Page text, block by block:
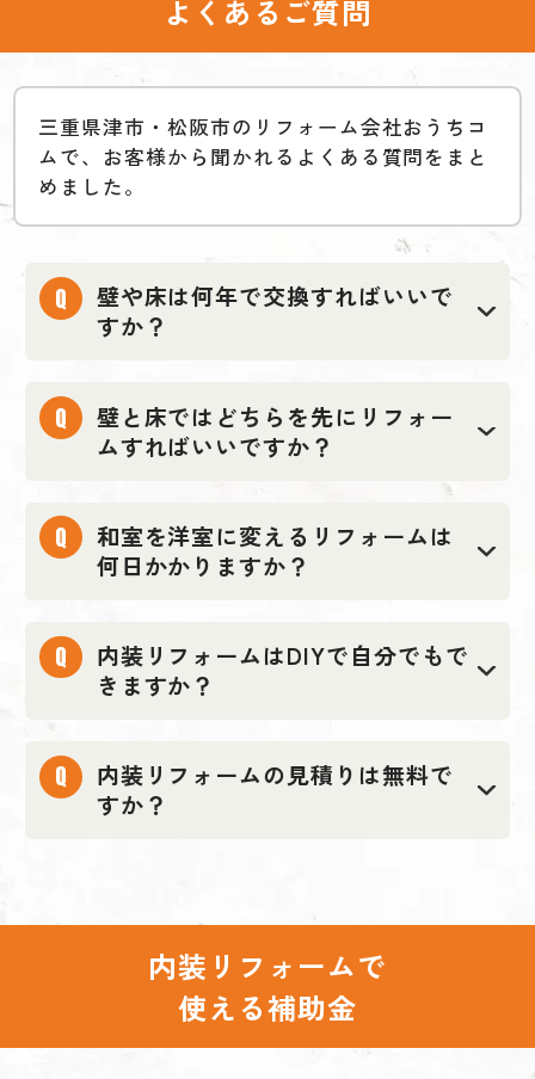
よくあるご質問
三重県津市・松阪市のリフォーム会社おうちコ
ムで、お客様から聞かれるよくある質問をまと
めました。
壁や床は何年で交換すればいいで
すか？
壁と床ではどちらを先にリフォー
ムすればいいですか？
和室を洋室に変えるリフォームは
何日かかりますか？
内装リフォームはDIYで自分でもで
きますか？
内装リフォームの見積りは無料で
すか？
内装リフォームで
使える補助金